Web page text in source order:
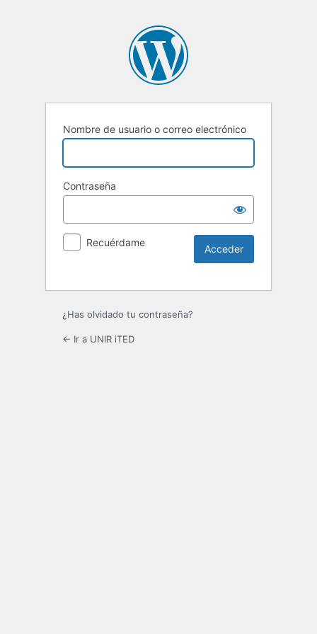
Nombre de usuario o correo electrónico
Contraseña
Recuérdame
¿Has olvidado tu contraseña?
← Ir a UNIR iTED